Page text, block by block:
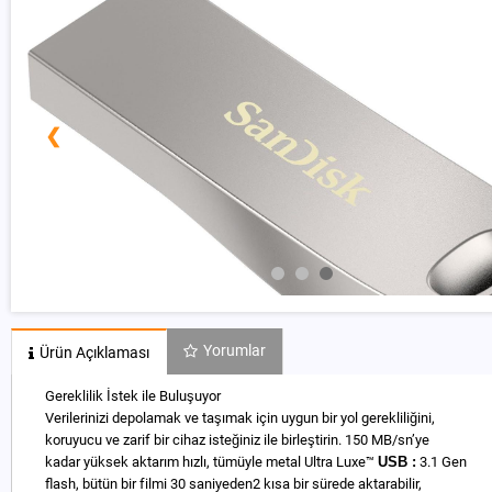
❮
Ürün Açıklaması Yorumlar
Gereklilik İstek ile Buluşuyor
Verilerinizi depolamak ve taşımak için uygun bir yol gerekliliğini,
koruyucu ve zarif bir cihaz isteğiniz ile birleştirin. 150 MB/sn’ye
kadar yüksek aktarım hızlı, tümüyle metal Ultra Luxe™ USB : 3.1 Gen
flash, bütün bir filmi 30 saniyeden2 kısa bir sürede aktarabilir,